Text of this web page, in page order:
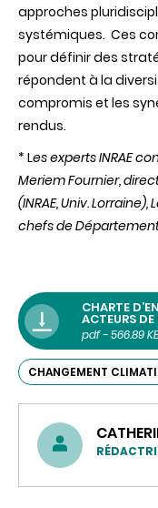
approches
systémiques. Ces
pour définir des
répondent à la
compromis et les
rendus.
* Les experts INRAE
Meriem Fournier,
(INRAE, Univ.
chefs de Département
CHARTE
ACTEURS DE
pdf - 566.89
CHANGEMENT